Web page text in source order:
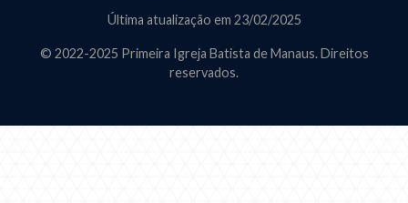
Última atualização em 23/02/2025
© 2022-2025 Primeira Igreja Batista de Manaus. Direitos
reservados.